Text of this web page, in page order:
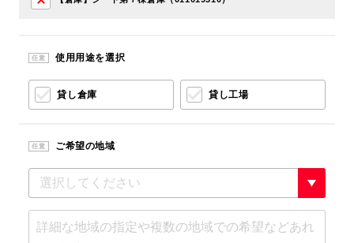
任意 使用用途を選択
貸し倉庫 貸し工場
任意 ご希望の地域